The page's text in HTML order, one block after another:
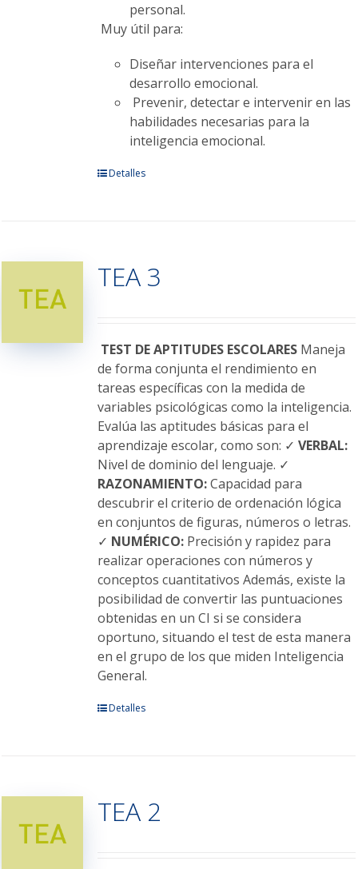
personal.
Muy útil para:
Diseñar intervenciones para el
desarrollo emocional.
Prevenir, detectar e intervenir en las
habilidades necesarias para la
inteligencia emocional.
Este
Las
opciones
elegir
en
la
página
de
producto
Detalles
TEA 3
TEST DE APTITUDES ESCOLARESManeja
de forma conjunta el rendimiento en
tareas específicas con la medida de
variables psicológicas como la inteligencia.
Evalúa las aptitudes básicas para el
aprendizaje escolar, como son: ✓ VERBAL:
Nivel de dominio del lenguaje. ✓
RAZONAMIENTO:Capacidad para
descubrir el criterio de ordenación lógica
en conjuntos de figuras, números o letras.
✓ NUMÉRICO:Precisión y rapidez para
realizar operaciones con números y
conceptos cuantitativos Además, existe la
posibilidad de convertir las puntuaciones
obtenidas en un CI si se considera
oportuno, situando el test de esta manera
en el grupo de los que miden Inteligencia
General.
Este
Las
opciones
Detalles
TEA 2